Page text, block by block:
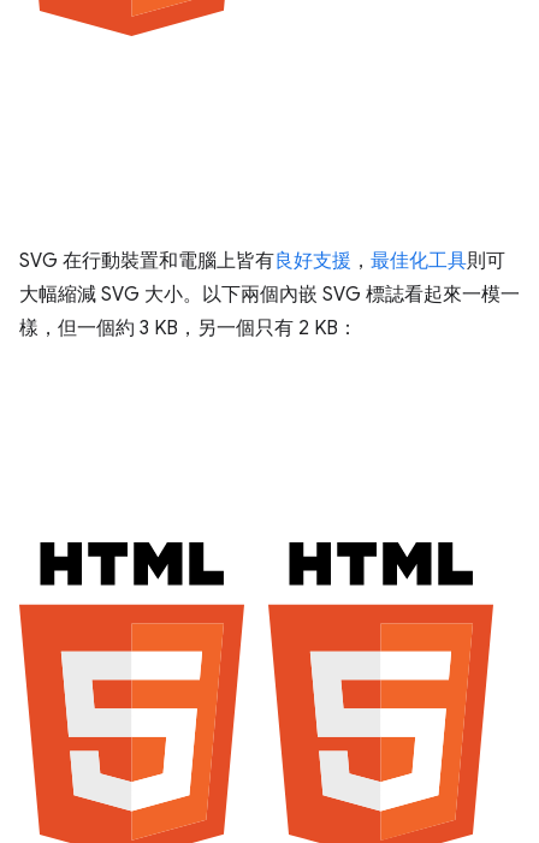
SVG 在行動裝置和電腦上皆有良好支援 ， 最佳化工具則可
大幅縮減 SVG 大小。以下兩個內嵌 SVG 標誌看起來一模一
樣，但一個約 3 KB，另一個只有 2 KB：